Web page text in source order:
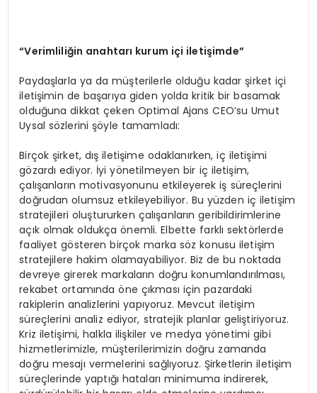
“Verimliliğin anahtarı kurum içi iletişimde”
Paydaşlarla ya da müşterilerle olduğu kadar şirket içi
iletişimin de başarıya giden yolda kritik bir basamak
olduğuna dikkat çeken Optimal Ajans CEO’su Umut
Uysal sözlerini şöyle tamamladı:
Birçok şirket, dış iletişime odaklanırken, iç iletişimi
gözardı ediyor. İyi yönetilmeyen bir iç iletişim,
çalışanların motivasyonunu etkileyerek iş süreçlerini
doğrudan olumsuz etkileyebiliyor. Bu yüzden iç iletişim
stratejileri oluştururken çalışanların geribildirimlerine
açık olmak oldukça önemli. Elbette farklı sektörlerde
faaliyet gösteren birçok marka söz konusu iletişim
stratejilere hakim olamayabiliyor. Biz de bu noktada
devreye girerek markaların doğru konumlandırılması,
rekabet ortamında öne çıkması için pazardaki
rakiplerin analizlerini yapıyoruz. Mevcut iletişim
süreçlerini analiz ediyor, stratejik planlar geliştiriyoruz.
Kriz iletişimi, halkla ilişkiler ve medya yönetimi gibi
hizmetlerimizle, müşterilerimizin doğru zamanda
doğru mesajı vermelerini sağlıyoruz. Şirketlerin iletişim
süreçlerinde yaptığı hataları minimuma indirerek,